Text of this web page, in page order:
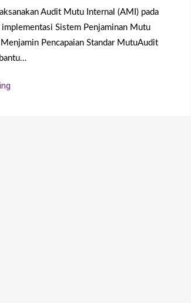
Politeknik
Negeri
Audit Mutu Internal (AMI) pada
Sistem Penjaminan Mutu
Pencapaian Standar MutuAudit